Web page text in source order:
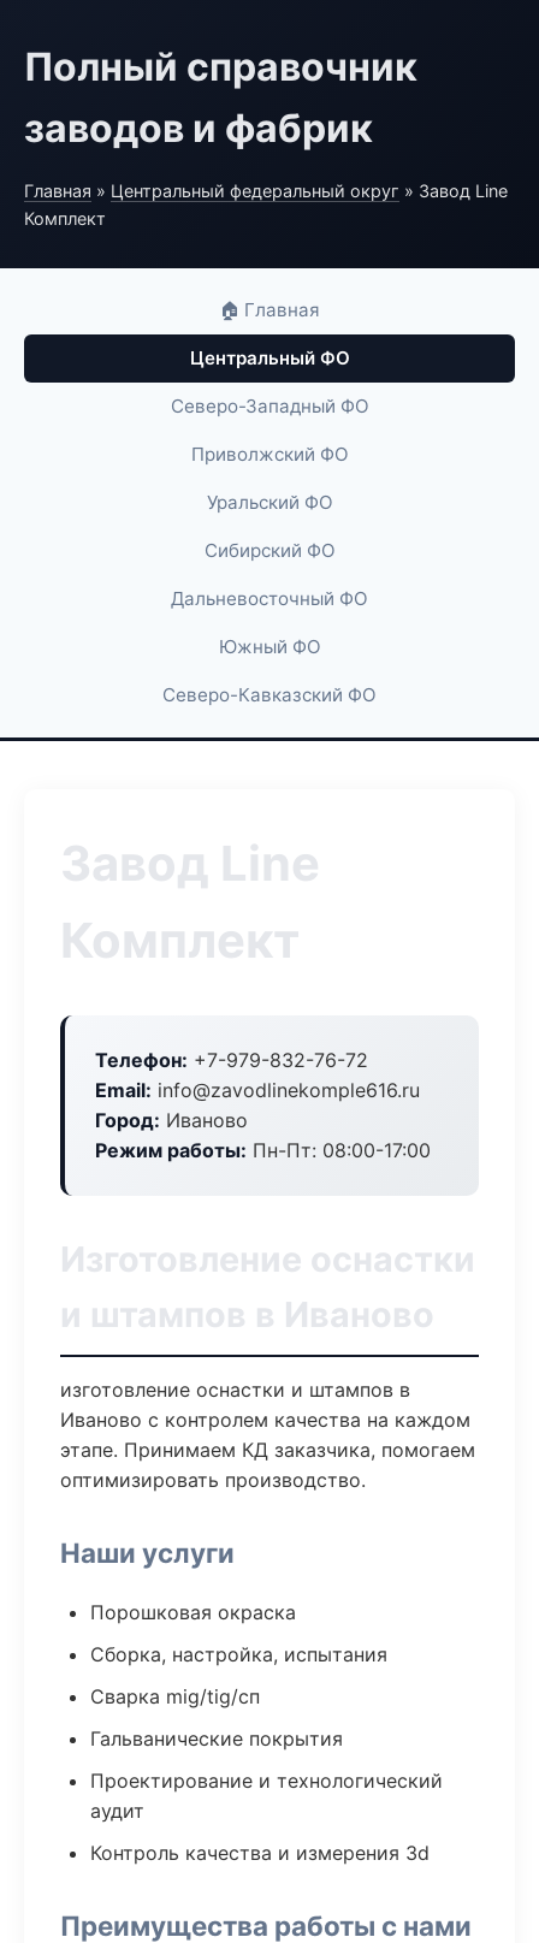
Полный справочник
заводов и фабрик
Главная » Центральный федеральный округ » Завод Line
Комплект
🏠 Главная
Центральный ФО
Северо-Западный ФО
Приволжский ФО
Уральский ФО
Сибирский ФО
Дальневосточный ФО
Южный ФО
Северо-Кавказский ФО
Завод Line
Комплект
Телефон: +7-979-832-76-72
Email: info@zavodlinekomple616.ru
Город: Иваново
Режим работы: Пн-Пт: 08:00-17:00
Изготовление оснастки
и штампов в Иваново
изготовление оснастки и штампов в
Иваново с контролем качества на каждом
этапе. Принимаем КД заказчика, помогаем
оптимизировать производство.
Наши услуги
Порошковая окраска
Сборка, настройка, испытания
Сварка mig/tig/сп
Гальванические покрытия
Проектирование и технологический
аудит
Контроль качества и измерения 3d
Преимущества работы с нами